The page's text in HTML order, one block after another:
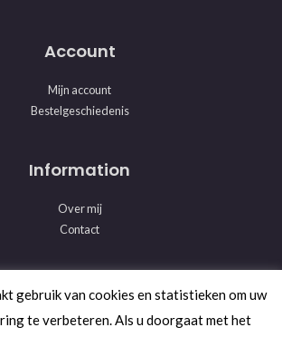
Account
Mijn account
Bestelgeschiedenis
Information
Over mij
Contact
Upgrade. Powered by Mind-Upgrade
gebruik van cookies en statistieken om uw
te verbeteren. Als u doorgaat met het